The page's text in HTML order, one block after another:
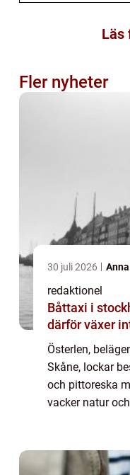
Läs
Fler nyheter
30 juli 2026
redaktionel
Båttaxi i stockholm så
därför växer
Österlen,
Skåne, lockar
och pittoreska
vacker natur